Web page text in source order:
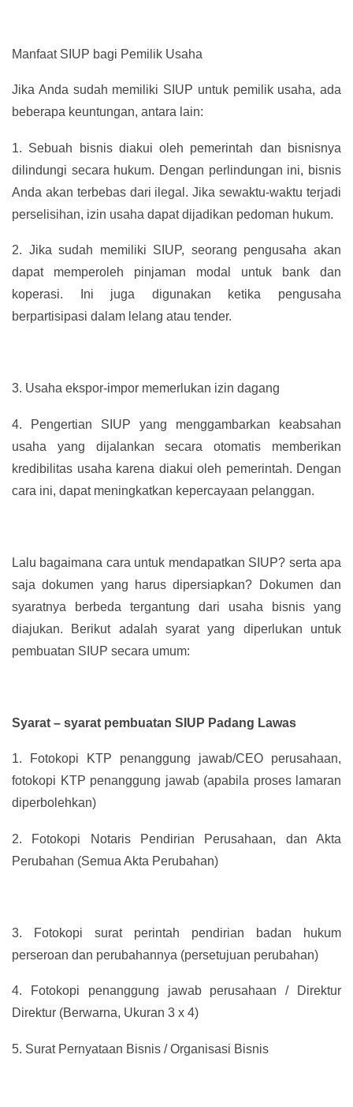
Manfaat SIUP bagi Pemilik Usaha
Jika Anda sudah memiliki SIUP untuk pemilik usaha, ada
beberapa keuntungan, antara lain:
1. Sebuah bisnis diakui oleh pemerintah dan bisnisnya
dilindungi secara hukum. Dengan perlindungan ini, bisnis
Anda akan terbebas dari ilegal. Jika sewaktu-waktu terjadi
perselisihan, izin usaha dapat dijadikan pedoman hukum.
2. Jika sudah memiliki SIUP, seorang pengusaha akan
dapat memperoleh pinjaman modal untuk bank dan
koperasi. Ini juga digunakan ketika pengusaha
berpartisipasi dalam lelang atau tender.
3. Usaha ekspor-impor memerlukan izin dagang
4.
Pengertian SIUP yang menggambarkan keabsahan
usaha yang dijalankan secara otomatis memberikan
kredibilitas usaha karena diakui oleh pemerintah. Dengan
cara ini, dapat meningkatkan kepercayaan pelanggan.
Lalu bagaimana cara untuk mendapatkan SIUP? serta apa
saja dokumen yang harus dipersiapkan? Dokumen dan
syaratnya berbeda tergantung dari usaha bisnis yang
diajukan. Berikut adalah syarat yang diperlukan untuk
pembuatan SIUP secara umum:
Syarat – syarat pembuatan SIUP Padang Lawas
1.
Fotokopi KTP penanggung jawab/CEO perusahaan,
fotokopi KTP penanggung jawab (apabila proses lamaran
diperbolehkan)
2.
Fotokopi Notaris Pendirian Perusahaan, dan Akta
Perubahan (Semua Akta Perubahan)
3.
Fotokopi surat perintah pendirian badan hukum
perseroan dan perubahannya (persetujuan perubahan)
4.
Fotokopi penanggung jawab perusahaan / Direktur
Direktur (Berwarna, Ukuran 3 x 4)
5. Surat Pernyataan Bisnis / Organisasi Bisnis